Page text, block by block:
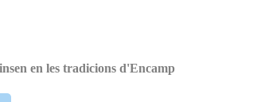
en les tradicions d'Encamp